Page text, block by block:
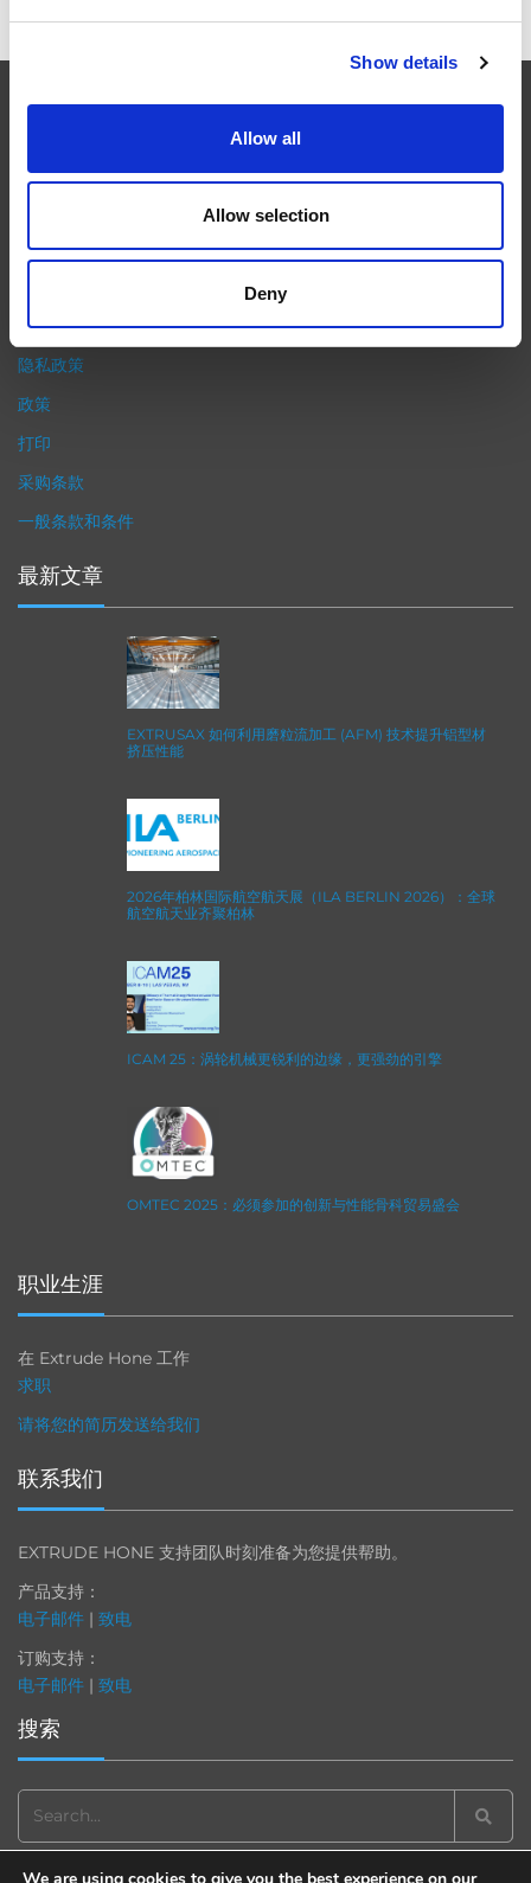
Show details
Allow all
Allow selection
Deny
EXTRUDE HONE
在航空航天、汽车、能源和医疗等领域，部件的高精度加工对最终
产品性能等级的精致度十分关键。我们的机床采用完整的加工方法
（加工时间仅占其他方法所需时间的一小部分）来提高成品轮廓的
精度。事实上，我们的 易趋宏公司（EXTRUDE HONE®） 机械加
工解决方案系列可以触及您看不到的零件表面，并且对其进行成型
加工和完善，从而提供可以衡量改善程度的业绩。
隐私政策
政策
打印
采购条款
一般条款和条件
最新文章
EXTRUSAX 如何利用磨粒流加工 (AFM) 技术提升铝型材
挤压性能
2026年柏林国际航空航天展（ILA BERLIN 2026）：全球
航空航天业齐聚柏林
ICAM 25：涡轮机械更锐利的边缘，更强劲的引擎
OMTEC 2025：必须参加的创新与性能骨科贸易盛会
职业生涯
在 Extrude Hone 工作
求职
请将您的简历发送给我们
联系我们
EXTRUDE HONE 支持团队时刻准备为您提供帮助。
产品支持：
电子邮件 | 致电
订购支持：
电子邮件 | 致电
搜索
Search
for: